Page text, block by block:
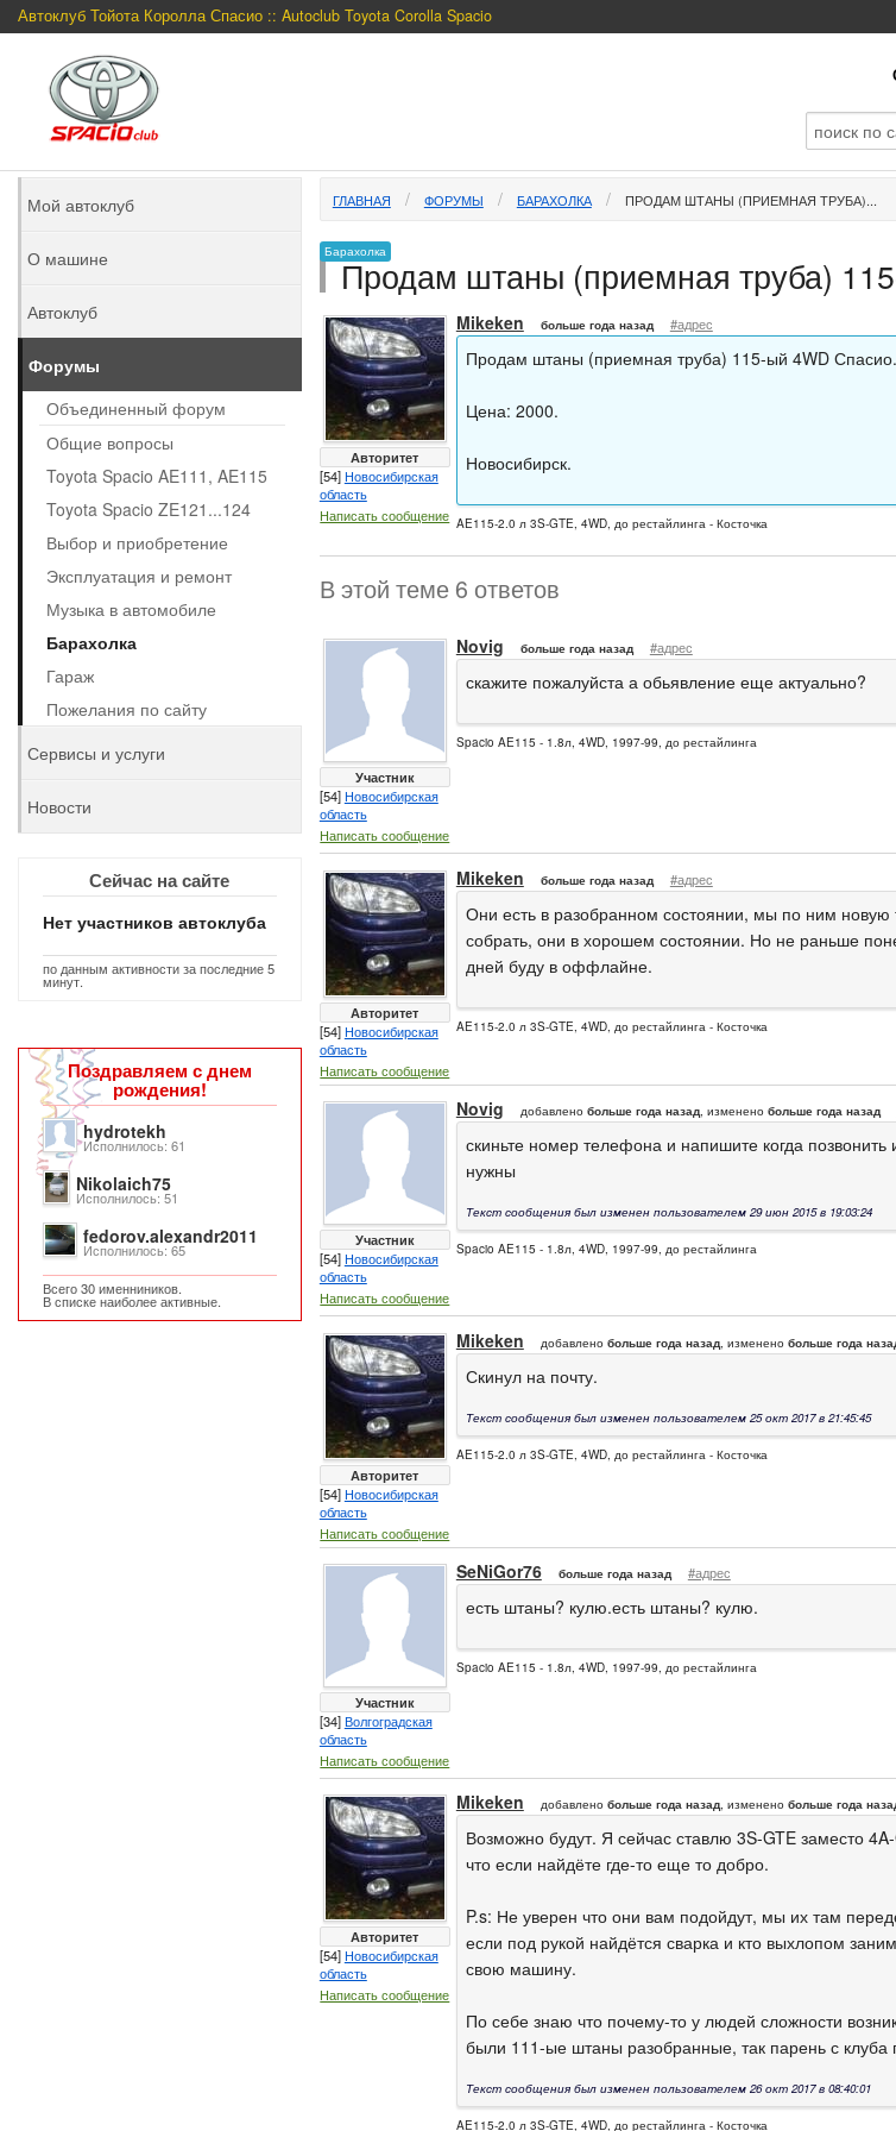
Автоклуб Тойота Королла Спасио :: Autoclub Toyota Corolla Spacio
ГЛАВНАЯ ФОРУМЫ БАРАХОЛКА ПРОДАМ ШТАНЫ (ПРИЕМНАЯ ТРУБА)...
Барахолка
Продам штаны (приемная труба)
Авторитет
[54]Новосибирская
область
Написать сообщение
Mikeken больше года назад #адрес
Продам штаны (приемная труба) 115-ый 4WD
Цена: 2000.
Новосибирск.
AE115-2.0 л 3S-GTE, 4WD, до рестайлинга - Косточка
В этой теме 6 ответов
Участник
[54]Новосибирская
область
Написать сообщение
Novig больше года назад #адрес
скажите пожалуйста а обьявление еще актуально?
Spacio AE115 - 1.8л, 4WD, 1997-99, до рестайлинга
Авторитет
[54]Новосибирская
область
Написать сообщение
Mikeken больше года назад #адрес
Они есть в разобранном состоянии, мы по ним
собрать, они в хорошем состоянии. Но не раньше
дней буду в оффлайне.
AE115-2.0 л 3S-GTE, 4WD, до рестайлинга - Косточка
Участник
[54]Новосибирская
область
Написать сообщение
Novig добавлено больше года назад, изменено больше года назад
скиньте номер телефона и напишите когда
нужны
Текст сообщения был изменен пользователем 29 июн 2015 в 19:03:24
Spacio AE115 - 1.8л, 4WD, 1997-99, до рестайлинга
Авторитет
[54]Новосибирская
область
Написать сообщение
Mikeken добавлено больше года назад, изменено больше года
Скинул на почту.
Текст сообщения был изменен пользователем 25 окт 2017 в 21:45:45
AE115-2.0 л 3S-GTE, 4WD, до рестайлинга - Косточка
Участник
[34]Волгоградская
область
Написать сообщение
SeNiGor76 больше года назад #адрес
есть штаны? кулю.есть штаны? кулю.
Spacio AE115 - 1.8л, 4WD, 1997-99, до рестайлинга
Авторитет
[54]Новосибирская
область
Написать сообщение
Mikeken добавлено больше года назад, изменено больше года
Возможно будут. Я сейчас ставлю 3S-GTE заместо
что если найдёте где-то еще то добро.
P.s: Не уверен что они вам подойдут, мы их там
если под рукой найдётся сварка и кто выхлопом
свою машину.
По себе знаю что почему-то у людей сложности
были 111-ые штаны разобранные, так парень с
Текст сообщения был изменен пользователем 26 окт 2017 в 08:40:01
AE115-2.0 л 3S-GTE, 4WD, до рестайлинга - Косточка
Мой автоклуб
О машине
Автоклуб
Форумы
Объединенный форум
Общие вопросы
Toyota Spacio AE111, AE115
Toyota Spacio ZE121...124
Выбор и приобретение
Эксплуатация и ремонт
Музыка в автомобиле
Барахолка
Гараж
Пожелания по сайту
Сервисы и услуги
Новости
Сейчас на сайте
Нет участников автоклуба
по данным активности за последние 5
минут.
Поздравляем с днем
рождения!
hydrotekh
Исполнилось: 61
Nikolaich75
Исполнилось: 51
fedorov.alexandr2011
Исполнилось: 65
Всего 30 именниников.
В списке наиболее активные.